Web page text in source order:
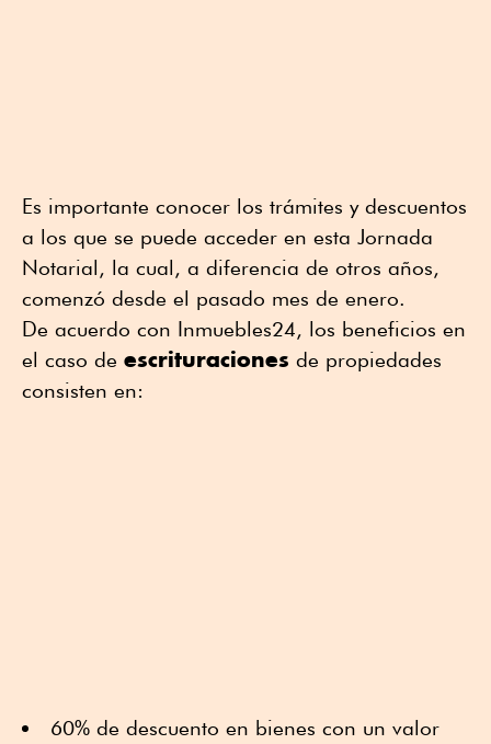
Es importante conocer los trámites y descuentos
a los que se puede acceder en esta Jornada
Notarial, la cual, a diferencia de otros años,
comenzó desde el pasado mes de enero.
De acuerdo con Inmuebles24, los beneficios en
el caso de escrituraciones de propiedades
consisten en:
60% de descuento en bienes con un valor